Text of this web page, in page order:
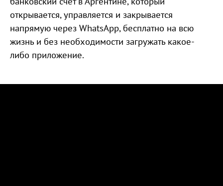
открывается, управляется и закрывается
напрямую через WhatsApp, бесплатно на всю
жизнь и без необходимости загружать какое-
либо приложение.